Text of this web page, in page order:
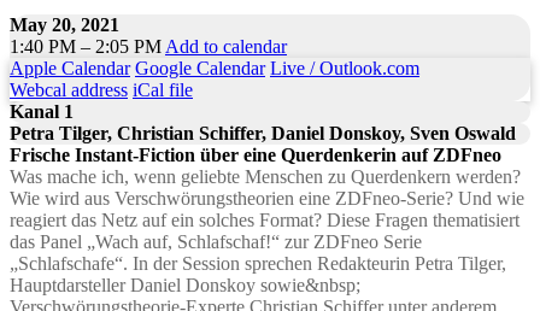
May 20, 2021
1:40 PM – 2:05 PM Add to calendar
Apple Calendar Google Calendar Live / Outlook.com
Webcal address iCal file
Kanal 1
Petra Tilger, Christian Schiffer, Daniel Donskoy, Sven Oswald
Frische Instant-Fiction über eine Querdenkerin auf ZDFneo
Was mache ich, wenn geliebte Menschen zu Querdenkern werden?
Wie wird aus Verschwörungstheorien eine ZDFneo-Serie? Und wie
reagiert das Netz auf ein solches Format? Diese Fragen thematisiert
das Panel „Wach auf, Schlafschaf!“ zur ZDFneo Serie
„Schlafschafe“. In der Session sprechen Redakteurin Petra Tilger,
Hauptdarsteller Daniel Donskoy sowie&nbsp;
Verschwörungstheorie-Experte Christian Schiffer unter anderem